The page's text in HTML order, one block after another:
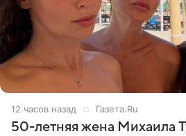
12 часов назад Газета.Ru
50-летняя жена Михаила